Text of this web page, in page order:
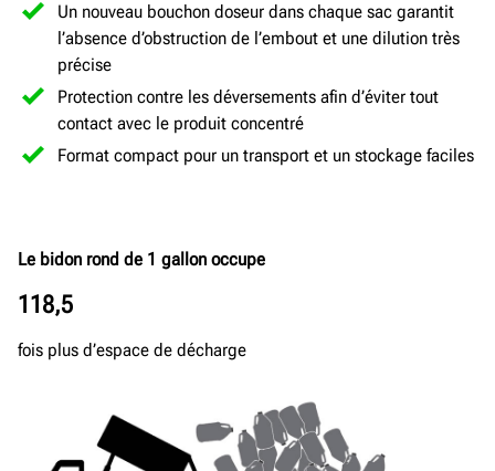
Un nouveau bouchon doseur dans chaque sac garantit
l’absence d’obstruction de l’embout et une dilution très
précise
Protection contre les déversements afin d’éviter tout
contact avec le produit concentré
Format compact pour un transport et un stockage faciles
Le bidon rond de 1 gallon occupe
118,5
fois plus d’espace de décharge